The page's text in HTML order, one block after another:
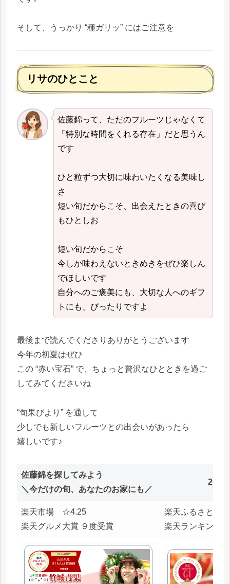
そして、うっかり “種ガリッ” にはご注意を
リサのひとこと
佐藤錦って、ただのフルーツじゃなくて
「特別な時間をくれる存在」だと思うん
です
ひと粒ずつ大切に味わいたくなる美味し
さ
短い旬だからこそ、出会えたときの喜び
もひとしお
短い旬だからこそ
今しか味わえないときめきをぜひ楽しん
でほしいです
自分へのご褒美にも、大切な人へのギフ
トにも、ぴったりですよ
最後まで読んでくださりありがとうございます
今年の初夏はぜひ
この “赤い宝石” で、ちょっと贅沢なひとときを過ご
してみてくださいね
“旬果びより” を通して
少しでも新しいフルーツとの出会いがあったら
嬉しいです♪
佐藤錦を探してみよう
＼今だけの旬、あなたのお家にも／
楽天市場 ☆4.25
楽天グルメ大賞 ９度受賞
楽天ふるさと
楽天ランキング